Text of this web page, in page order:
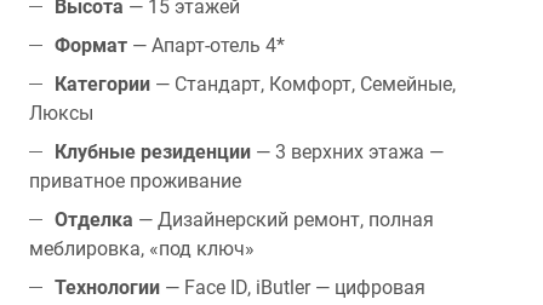
Высота — 15 этажей
Формат — Апарт-отель 4*
Категории — Стандарт, Комфорт, Семейные,
Люксы
Клубные резиденции — 3 верхних этажа —
приватное проживание
Отделка — Дизайнерский ремонт, полная
меблировка, «под ключ»
Технологии — Face ID, iButler — цифровая